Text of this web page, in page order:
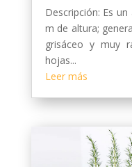
Descripción: Es
m de altura;
grisáceo y muy
hojas...
Leer más